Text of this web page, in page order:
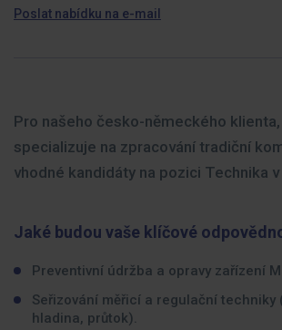
Poslat nabídku na e-mail
Pro našeho česko-německého
specializuje na zpracování tradiční
vhodné kandidáty na pozici Technika
Jaké budou vaše klíčové
Preventivní údržba a opravy zařízení
Seřizování měřicí a regulační techniky
hladina, průtok).